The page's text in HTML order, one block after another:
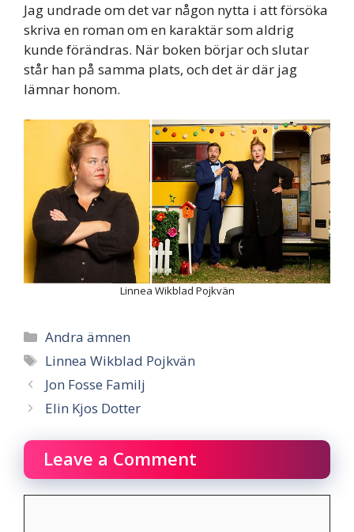
Jag undrade om det var någon nytta i att försöka
skriva en roman om en karaktär som aldrig
kunde förändras. När boken börjar och slutar
står han på samma plats, och det är där jag
lämnar honom.
Linnea Wikblad Pojkvän
Categories
Andra ämnen
Tags
Linnea Wikblad Pojkvän
Jon Fosse Familj
Elin Kjos Dotter
Leave a Comment